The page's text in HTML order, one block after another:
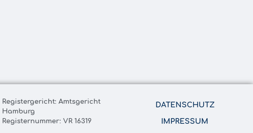
Registergericht: Amtsgericht
Hamburg
Registernummer: VR 16319
DATENSCHUTZ
IMPRESSUM